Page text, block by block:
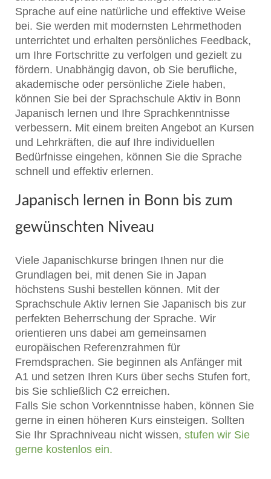
Sprache auf eine natürliche und effektive Weise
bei. Sie werden mit modernsten Lehrmethoden
unterrichtet und erhalten persönliches Feedback,
um Ihre Fortschritte zu verfolgen und gezielt zu
fördern. Unabhängig davon, ob Sie berufliche,
akademische oder persönliche Ziele haben,
können Sie bei der Sprachschule Aktiv in Bonn
Japanisch lernen und Ihre Sprachkenntnisse
verbessern. Mit einem breiten Angebot an Kursen
und Lehrkräften, die auf Ihre individuellen
Bedürfnisse eingehen, können Sie die Sprache
schnell und effektiv erlernen.
Japanisch lernen in Bonn bis zum
gewünschten Niveau
Viele Japanischkurse bringen Ihnen nur die
Grundlagen bei, mit denen Sie in Japan
höchstens Sushi bestellen können. Mit der
Sprachschule Aktiv lernen Sie Japanisch bis zur
perfekten Beherrschung der Sprache. Wir
orientieren uns dabei am gemeinsamen
europäischen Referenzrahmen für
Fremdsprachen. Sie beginnen als Anfänger mit
A1 und setzen Ihren Kurs über sechs Stufen fort,
bis Sie schließlich C2 erreichen.
Falls Sie schon Vorkenntnisse haben, können Sie
gerne in einen höheren Kurs einsteigen. Sollten
Sie Ihr Sprachniveau nicht wissen, stufen wir Sie
gerne kostenlos ein.